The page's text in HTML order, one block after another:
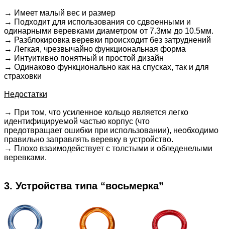
→ Имеет малый вес и размер
→ Подходит для использования со сдвоенными и
одинарными веревками диаметром от 7.3мм до 10.5мм.
→ Разблокировка веревки происходит без затруднений
→ Легкая, чрезвычайно функциональная форма
→ Интуитивно понятный и простой дизайн
→ Одинаково функционально как на спусках, так и для
страховки
Недостатки
→ При том, что усиленное кольцо является легко
идентифицируемой частью корпус (что
предотвращает ошибки при использовании), необходимо
правильно заправлять веревку в устройство.
→ Плохо взаимодействует с толстыми и обледенелыми
веревками.
3. Устройства типа “восьмерка”